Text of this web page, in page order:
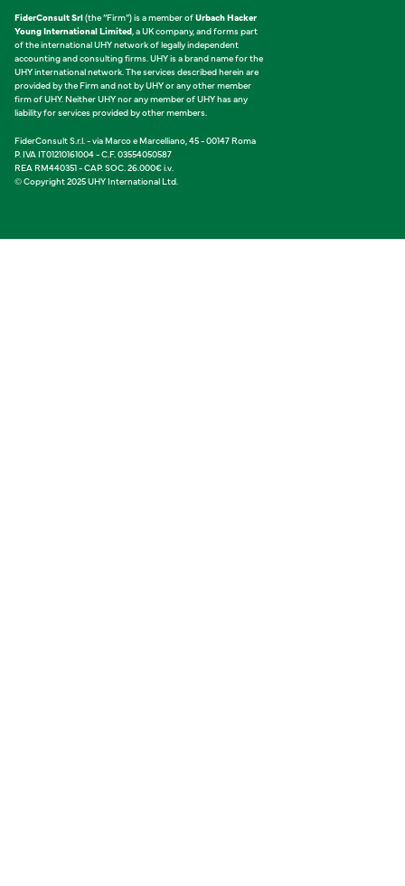
FiderConsult Srl(the “Firm”) is a member ofUrbach Hacker
Young International Limited , a UK company, and forms part
of the international UHY network of legally independent
accounting and consulting firms. UHY is a brand name for the
UHY international network. The services described herein are
provided by the Firm and not by UHY or any other member
firm of UHY. Neither UHY nor any member of UHY has any
liability for services provided by other members.
FiderConsult S.r.l. - via Marco e Marcelliano, 45 - 00147 Roma
P. IVA IT01210161004 - C.F. 03554050587
REA RM440351 - CAP. SOC. 26.000€ i.v.
© Copyright 2025 UHY International Ltd.